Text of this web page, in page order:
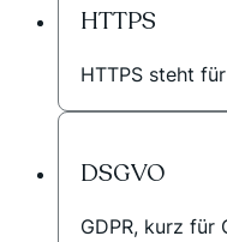
HTTPS
HTTPS steht
DSGVO
GDPR, kurz für